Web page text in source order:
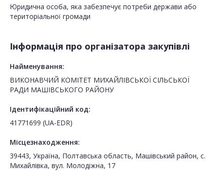
Юридична особа, яка забезпечує потреби держави або
територіальної громади
Інформація про організатора закупівлі
Найменування:
ВИКОНАВЧИЙ КОМІТЕТ МИХАЙЛІВСЬКОЇ СІЛЬСЬКОЇ
РАДИ МАШІВСЬКОГО РАЙОНУ
Ідентифікаційний код:
41771699 (UA-EDR)
Місцезнаходження:
39443, Україна, Полтавська область, Машівський район, с.
Михайлівка, вул. Молодіжна, 17